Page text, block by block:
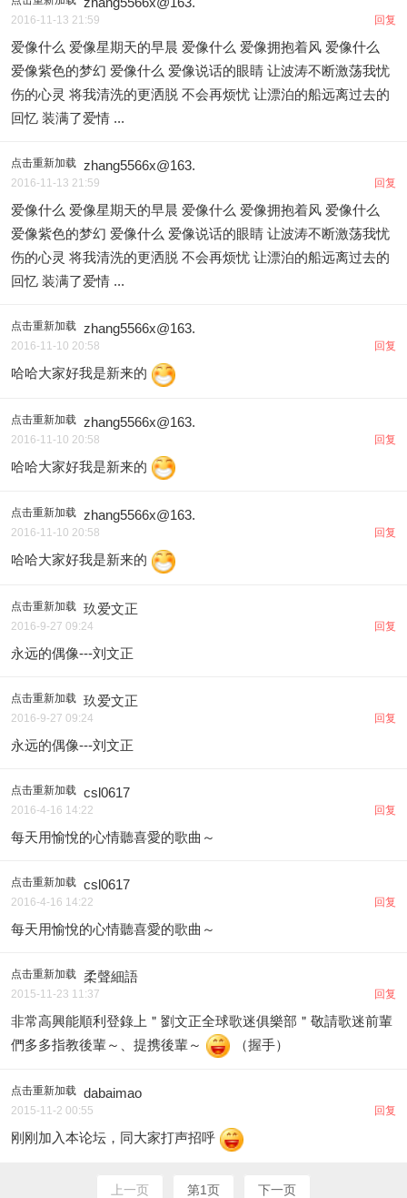
2016-11-13 21:59 回复
爱像什么 爱像星期天的早晨 爱像什么 爱像拥抱着风 爱像什么
爱像紫色的梦幻 爱像什么 爱像说话的眼睛 让波涛不断激荡我忧
伤的心灵 将我清洗的更洒脱 不会再烦忧 让漂泊的船远离过去的
回忆 装满了爱情 ...
点击重新加载 zhang5566x@163.
2016-11-13 21:59 回复
爱像什么 爱像星期天的早晨 爱像什么 爱像拥抱着风 爱像什么
爱像紫色的梦幻 爱像什么 爱像说话的眼睛 让波涛不断激荡我忧
伤的心灵 将我清洗的更洒脱 不会再烦忧 让漂泊的船远离过去的
回忆 装满了爱情 ...
点击重新加载 zhang5566x@163.
2016-11-10 20:58 回复
哈哈大家好我是新来的
点击重新加载 zhang5566x@163.
2016-11-10 20:58 回复
哈哈大家好我是新来的
点击重新加载 zhang5566x@163.
2016-11-10 20:58 回复
哈哈大家好我是新来的
点击重新加载 玖爱文正
2016-9-27 09:24 回复
永远的偶像---刘文正
点击重新加载 玖爱文正
2016-9-27 09:24 回复
永远的偶像---刘文正
点击重新加载 csl0617
2016-4-16 14:22 回复
每天用愉悅的心情聽喜愛的歌曲～
点击重新加载 csl0617
2016-4-16 14:22 回复
每天用愉悅的心情聽喜愛的歌曲～
点击重新加载 柔聲細語
2015-11-23 11:37 回复
非常高興能順利登錄上＂劉文正全球歌迷俱樂部＂敬請歌迷前輩
們多多指教後輩～、提携後輩～
（握手）
点击重新加载 dabaimao
2015-11-2 00:55 回复
刚刚加入本论坛，同大家打声招呼
上一页 第1页 下一页